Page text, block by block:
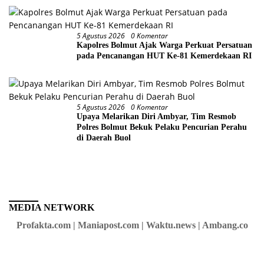
5 Agustus 2026 0 Komentar
Kapolres Bolmut Ajak Warga Perkuat Persatuan
pada Pencanangan HUT Ke-81 Kemerdekaan RI
5 Agustus 2026 0 Komentar
Upaya Melarikan Diri Ambyar, Tim Resmob
Polres Bolmut Bekuk Pelaku Pencurian Perahu
di Daerah Buol
MEDIA NETWORK
Profakta.com | Maniapost.com | Waktu.news | Ambang.co